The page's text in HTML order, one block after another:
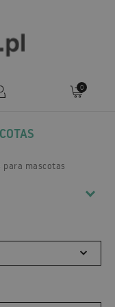
0
para mascotas